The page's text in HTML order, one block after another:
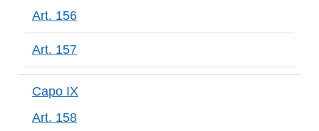
Art. 156
Art. 157
Capo IX
Art. 158